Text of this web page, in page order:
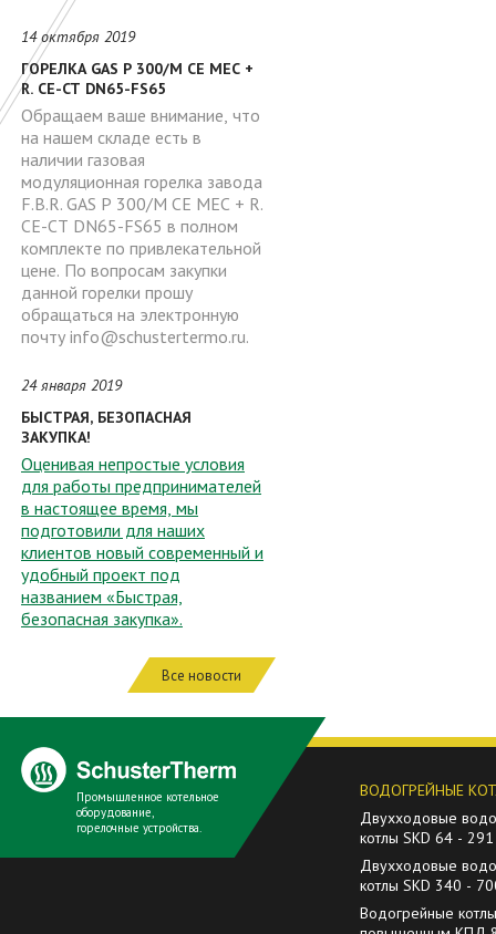
14 октября 2019
ГОРЕЛКА GAS P 300/M CE MEC +
R. CE-CT DN65-FS65
Обращаем ваше внимание, что
на нашем складе есть в
наличии газовая
модуляционная горелка завода
F.B.R. GAS P 300/M CE MEC + R.
CE-CT DN65-FS65 в полном
комплекте по привлекательной
цене. По вопросам закупки
данной горелки прошу
обращаться на электронную
почту info@schustertermo.ru.
24 января 2019
БЫСТРАЯ, БЕЗОПАСНАЯ
ЗАКУПКА!
Оценивая непростые условия
для работы предпринимателей
в настоящее время, мы
подготовили для наших
клиентов новый современный и
удобный проект под
названием «Быстрая,
безопасная закупка».
Все новости
Промышленное котельное
оборудование,
горелочные устройства.
ВОДОГРЕЙНЫЕ
Двухходовые
котлы SKD 64 - 291
Двухходовые
котлы SKD 340 -
Водогрейные